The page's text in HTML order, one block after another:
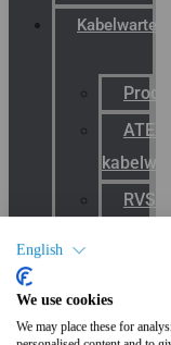
English
We use cookies
We may place these for
Kabelwartels
ATEX
RVS
E-